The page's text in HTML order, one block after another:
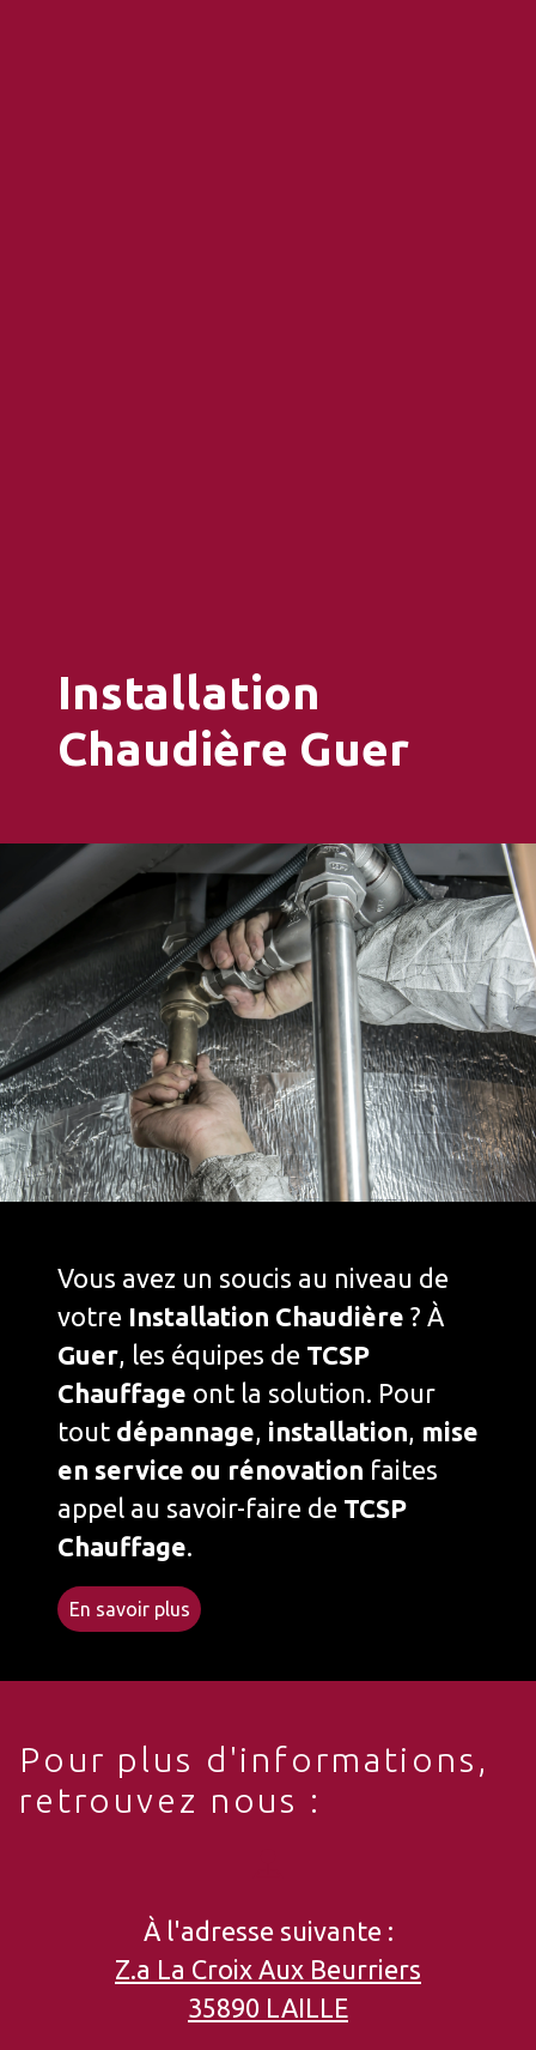
Installation
Chaudière Guer
Vous avez un soucis au niveau de
votre Installation Chaudière ? À
Guer, les équipes de TCSP
Chauffage ont la solution. Pour
tout dépannage, installation, mise
en service ou rénovation faites
appel au savoir-faire de TCSP
Chauffage.
En savoir plus
Pour plus d'informations,
retrouvez nous :
À l'adresse suivante :
Z.a La Croix Aux Beurriers
35890 LAILLE